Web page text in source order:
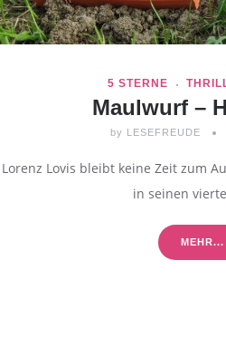
5 STERNE
Maulwurf –
by LESEFREUDE
Lorenz Lovis bleibt keine Zeit zum
in seinen
MEHR...